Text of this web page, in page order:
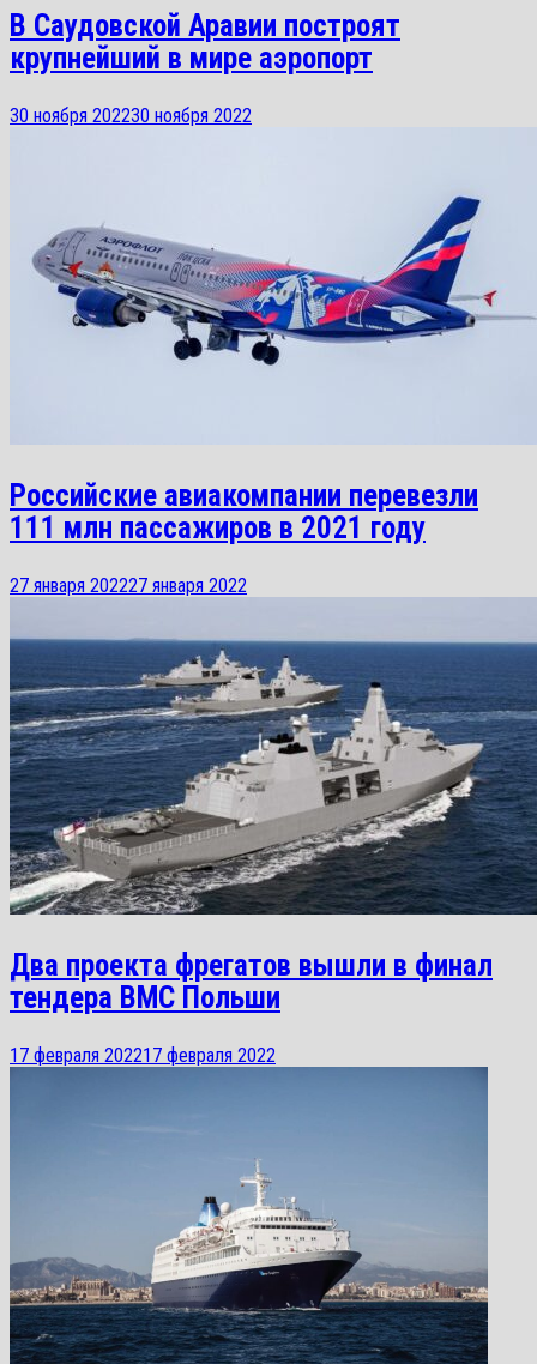
В Саудовской Аравии построят
крупнейший в мире аэропорт
30 ноября 202230 ноября 2022
Российские авиакомпании перевезли
111 млн пассажиров в 2021 году
27 января 202227 января 2022
Два проекта фрегатов вышли в финал
тендера ВМС Польши
17 февраля 202217 февраля 2022